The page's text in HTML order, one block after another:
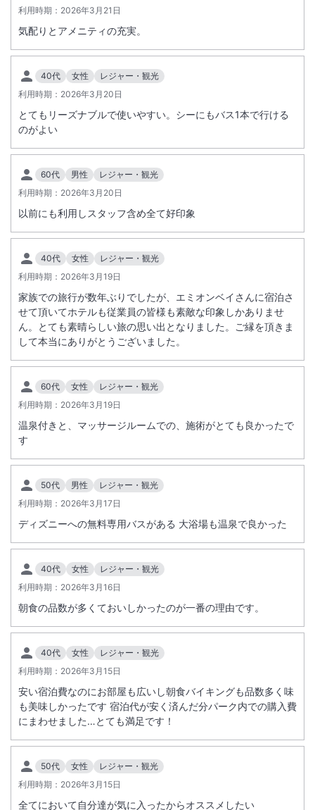
※2027年1月25日(月)は法定点検に伴い、全館休館日となります。
利用時期： 2026年3月21日
気配りとアメニティの充実。
40代 女性
レジャー・観光
利用時期： 2026年3月20日
とてもリーズナブルで使いやすい。シーにもバス1本で行ける
のがよい
60代 男性
レジャー・観光
利用時期： 2026年3月20日
以前にも利用しスタッフ含め全て好印象
40代 女性
レジャー・観光
利用時期： 2026年3月19日
家族での旅行が数年ぶりでしたが、エミオンベイさんに宿泊さ
せて頂いてホテルも従業員の皆様も素敵な印象しかありませ
ん。とても素晴らしい旅の思い出となりました。ご縁を頂きま
して本当にありがとうございました。
60代 女性
レジャー・観光
利用時期： 2026年3月19日
温泉付きと、マッサージルームでの、施術がとても良かったで
す
50代 男性
レジャー・観光
利用時期： 2026年3月17日
ディズニーへの無料専用バスがある 大浴場も温泉で良かった
40代 女性
レジャー・観光
利用時期： 2026年3月16日
朝食の品数が多くておいしかったのが一番の理由です。
40代 女性
レジャー・観光
利用時期： 2026年3月15日
安い宿泊費なのにお部屋も広いし朝食バイキングも品数多く味
も美味しかったです 宿泊代が安く済んだ分パーク内での購入費
にまわせました…とても満足です！
50代 女性
レジャー・観光
利用時期： 2026年3月15日
全てにおいて自分達が気に入ったからオススメしたい